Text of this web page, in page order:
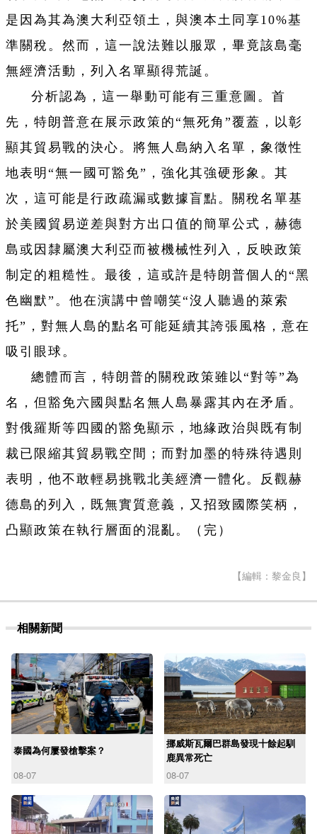
是因為其為澳大利亞領土，與澳本土同享10%基
準關稅。然而，這一說法難以服眾，畢竟該島毫
無經濟活動，列入名單顯得荒誕。
分析認為，這一舉動可能有三重意圖。首
先，特朗普意在展示政策的“無死角”覆蓋，以彰
顯其貿易戰的決心。將無人島納入名單，象徵性
地表明“無一國可豁免”，強化其強硬形象。其
次，這可能是行政疏漏或數據盲點。關稅名單基
於美國貿易逆差與對方出口值的簡單公式，赫德
島或因隸屬澳大利亞而被機械性列入，反映政策
制定的粗糙性。最後，這或許是特朗普個人的“黑
色幽默”。他在演講中曾嘲笑“沒人聽過的萊索
托”，對無人島的點名可能延續其誇張風格，意在
吸引眼球。
總體而言，特朗普的關稅政策雖以“對等”為
名，但豁免六國與點名無人島暴露其內在矛盾。
對俄羅斯等四國的豁免顯示，地緣政治與既有制
裁已限縮其貿易戰空間；而對加墨的特殊待遇則
表明，他不敢輕易挑戰北美經濟一體化。反觀赫
德島的列入，既無實質意義，又招致國際笑柄，
凸顯政策在執行層面的混亂。（完）
【編輯：黎金良】
相關新聞
泰國為何屢發槍擊案？
08-07
挪威斯瓦爾巴群島發現十餘起馴
鹿異常死亡
08-07